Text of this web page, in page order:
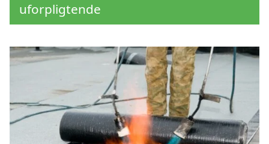
uforpligtende